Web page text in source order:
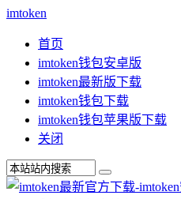
imtoken
首页
imtoken钱包安卓版
imtoken最新版下载
imtoken钱包下载
imtoken钱包苹果版下载
关闭